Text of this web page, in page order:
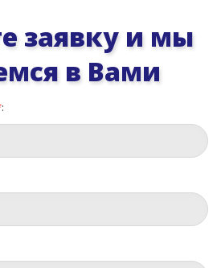
заявку и мы
в Вами
: